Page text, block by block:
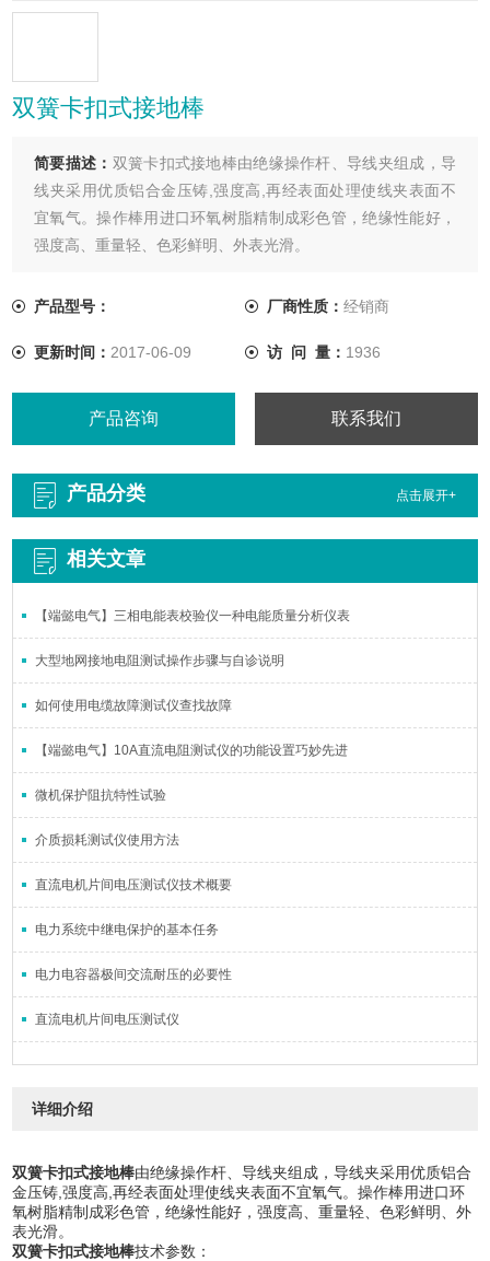
双簧卡扣式接地棒
简要描述： 双簧卡扣式接地棒由绝缘操作杆、导线夹组成，导
线夹采用优质铝合金压铸,强度高,再经表面处理使线夹表面不
宜氧气。操作棒用进口环氧树脂精制成彩色管，绝缘性能好，
强度高、重量轻、色彩鲜明、外表光滑。
产品型号： 厂商性质： 经销商
更新时间： 2017-06-09 访 问 量： 1936
产品咨询 联系我们
产品分类 点击展开+
相关文章
【端懿电气】三相电能表校验仪一种电能质量分析仪表
大型地网接地电阻测试操作步骤与自诊说明
如何使用电缆故障测试仪查找故障
【端懿电气】10A直流电阻测试仪的功能设置巧妙先进
微机保护阻抗特性试验
介质损耗测试仪使用方法
直流电机片间电压测试仪技术概要
电力系统中继电保护的基本任务
电力电容器极间交流耐压的必要性
直流电机片间电压测试仪
详细介绍
双簧卡扣式接地棒由绝缘操作杆、导线夹组成，导线夹采用优质铝合
金压铸,强度高,再经表面处理使线夹表面不宜氧气。操作棒用进口环
氧树脂精制成彩色管，绝缘性能好，强度高、重量轻、色彩鲜明、外
表光滑。
双簧卡扣式接地棒技术参数：